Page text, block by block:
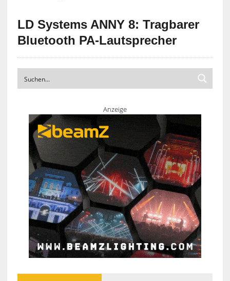
LD Systems ANNY 8: Tragbarer
Bluetooth PA-Lautsprecher
Anzeige